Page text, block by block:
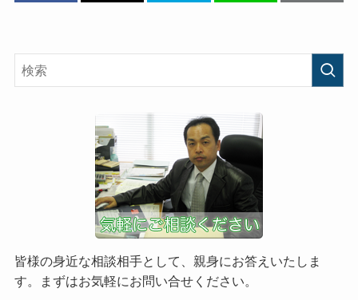
皆様の身近な相談相手として、親身にお答えいたしま
す。まずはお気軽にお問い合せください。